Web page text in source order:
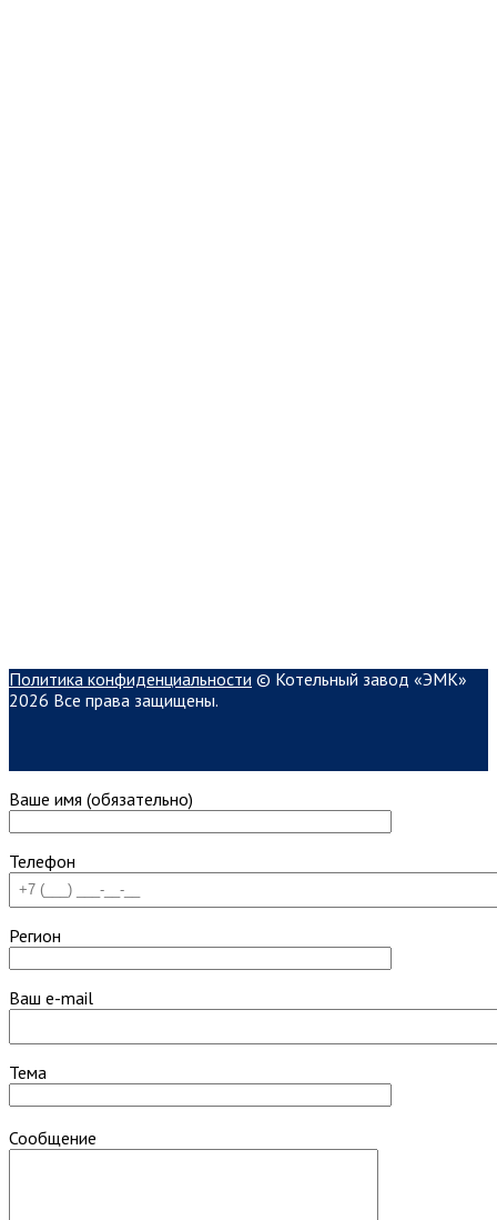
Политика конфиденциальности © Котельный завод «ЭМК»
2026 Все права защищены.
Ваше имя (обязательно)
Телефон
Регион
Ваш e-mail
Тема
Сообщение